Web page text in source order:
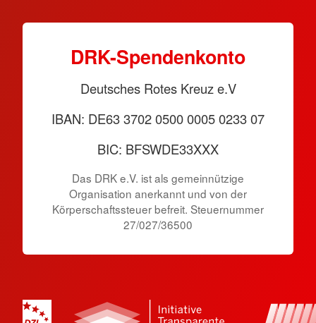
DRK-Spendenkonto
Deutsches Rotes Kreuz e.V
IBAN: DE63 3702 0500 0005 0233 07
BIC: BFSWDE33XXX
Das DRK e.V. ist als gemeinnützige
Organisation anerkannt und von der
Körperschaftssteuer befreit. Steuernummer
27/027/36500